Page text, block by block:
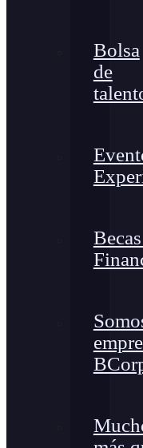
Bolsa
de